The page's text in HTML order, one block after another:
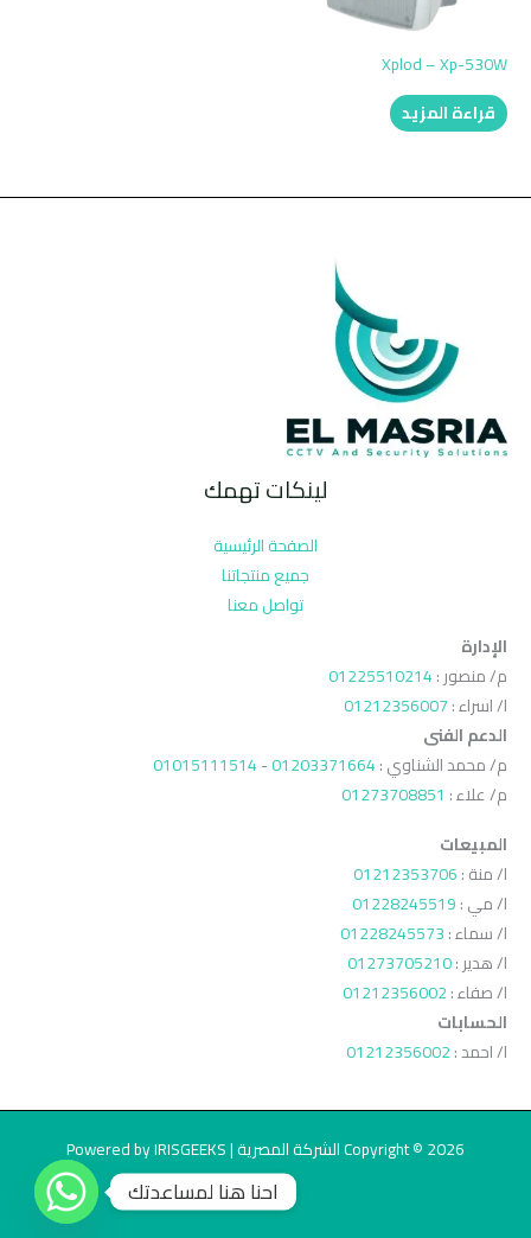
Xplod – Xp-530W
قراءة المزيد
لينكات تهمك
الصفحة الرئيسية
جميع منتجاتنا
تواصل معنا
الإدارة
م/ منصور :01225510214
ا/ اسراء :01212356007
الدعم الفنى
م/ محمد الشناوي :01203371664
-
01015111514
م/ علاء : 01273708851
المبيعات
ا/ منة :01212353706
ا/ مي :01228245519
ا/ سماء :01228245573
ا/ هدير :01273705210
ا/ صفاء :01212356002
الحسابات
ا/ احمد :01212356002
Copyright © 2026 الشركة المصرية | Powered by IRISGEEKS
احنا هنا لمساعدتك